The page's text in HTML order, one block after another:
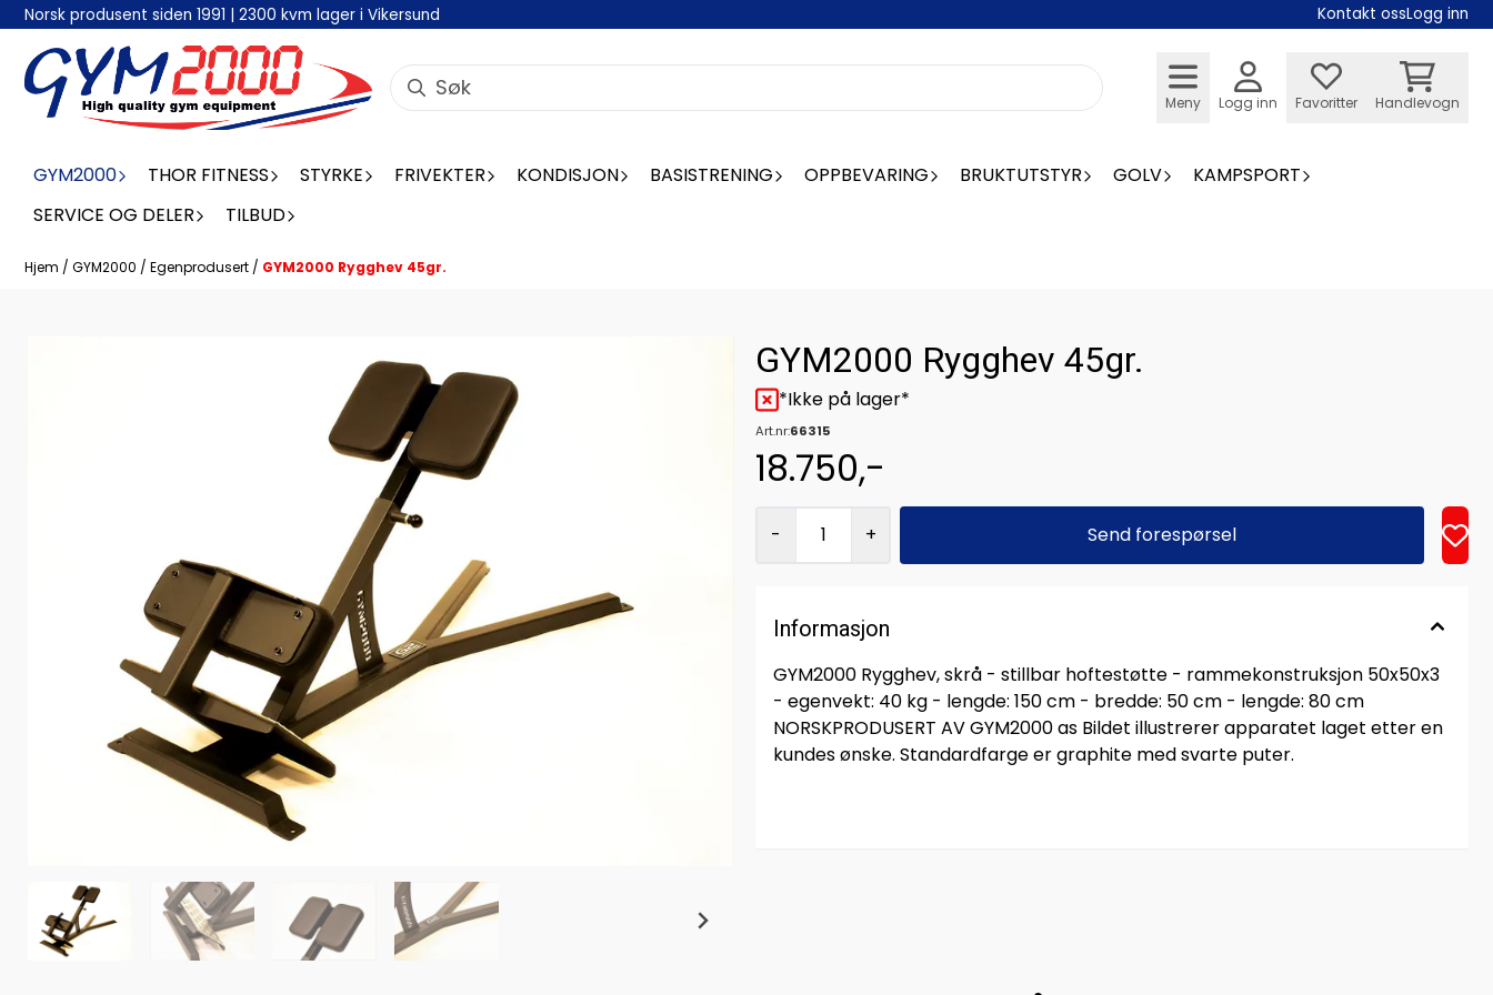
Hopp til innhold
Norsk produsent siden 1991 | 2300 kvm lager i Vikersund Kontakt ossLogg inn
Meny Logg inn Favoritter Handlevogn
GYM2000 THOR FITNESS STYRKE FRIVEKTER KONDISJON BASISTRENING OPPBEVARING BRUKTUTSTYR GOLV
KAMPSPORT
SERVICE OG DELER
TILBUD
Hjem / GYM2000 / Egenprodusert / GYM2000 Rygghev 45gr.
GYM2000 Rygghev 45gr.
*Ikke på lager*
Art.nr:66315
18.750,-
- + Send forespørsel
Informasjon
GYM2000 Rygghev, skrå - stillbar hoftestøtte - rammekonstruksjon 50x50x3
- egenvekt: 40 kg - lengde: 150 cm - bredde: 50 cm - lengde: 80 cm
NORSKPRODUSERT AV GYM2000 as Bildet illustrerer apparatet laget etter en
kundes ønske. Standardfarge er graphite med svarte puter.